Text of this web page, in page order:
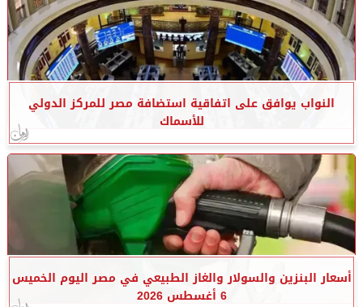
النواب يوافق على اتفاقية استضافة مصر للمركز الدولي
للأسماك
أسعار البنزين والسولار والغاز الطبيعي في مصر اليوم الخميس
6 أغسطس 2026